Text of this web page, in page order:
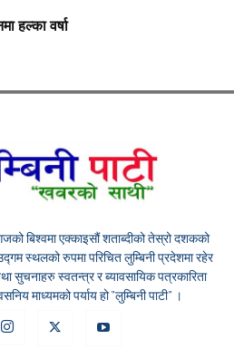
हल्का वर्षा
बिश्वमा एक्काइसौं शताब्दीको तेस्रो दशकको
स्थलको रुपमा परिचित लुम्बिनी प्रदेशमा रहेर
सुचनाहरु स्वतन्त्र र ब्यावसायिक पत्रकारिता
माध्यमको पर्याय हो "लुम्बिनी पाटी" ।